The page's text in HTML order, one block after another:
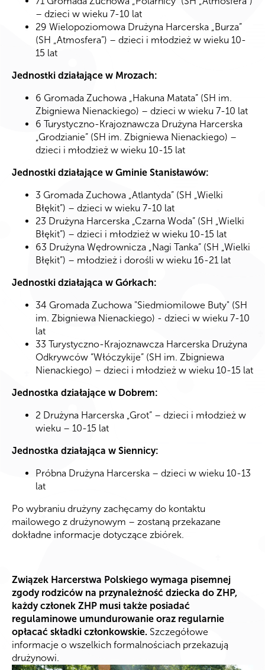
– dzieci w wieku 7-10 lat
29 Wielopoziomowa Drużyna Harcerska „Burza”
(SH „Atmosfera”) – dzieci i młodzież w wieku 10-
15 lat
Jednostki działające w Mrozach:
6 Gromada Zuchowa „Hakuna Matata” (SH im.
Zbigniewa Nienackiego) – dzieci w wieku 7-10 lat
6 Turystyczno-Krajoznawcza Drużyna Harcerska
„Grodzianie” (SH im. Zbigniewa Nienackiego) –
dzieci i młodzież w wieku 10-15 lat
Jednostki działające w Gminie Stanisławów:
3 Gromada Zuchowa „Atlantyda” (SH „Wielki
Błękit”) – dzieci w wieku 7-10 lat
23 Drużyna Harcerska „Czarna Woda” (SH „Wielki
Błękit”) – dzieci i młodzież w wieku 10-15 lat
63 Drużyna Wędrownicza „Nagi Tanka” (SH „Wielki
Błękit”) – młodzież i dorośli w wieku 16-21 lat
Jednostki działająca w Górkach:
34 Gromada Zuchowa "Siedmiomilowe Buty" (SH
im. Zbigniewa Nienackiego) - dzieci w wieku 7-10
lat
33 Turystyczno-Krajoznawcza Harcerska Drużyna
Odkrywców “Włóczykije” (SH im. Zbigniewa
Nienackiego) – dzieci i młodzież w wieku 10-15 lat
Jednostka działające w Dobrem:
2 Drużyna Harcerska „Grot” – dzieci i młodzież w
wieku – 10-15 lat
Jednostka działająca w Siennicy:
Próbna Drużyna Harcerska – dzieci w wieku 10-13
lat
Po wybraniu drużyny zachęcamy do kontaktu
mailowego z drużynowym – zostaną przekazane
dokładne informacje dotyczące zbiórek.
Związek Harcerstwa Polskiego wymaga pisemnej
zgody rodziców na przynależność dziecka do ZHP,
każdy członek ZHP musi także posiadać
regulaminowe umundurowanie oraz regularnie
opłacać składki członkowskie. Szczegółowe
informacje o wszelkich formalnościach przekazują
drużynowi.